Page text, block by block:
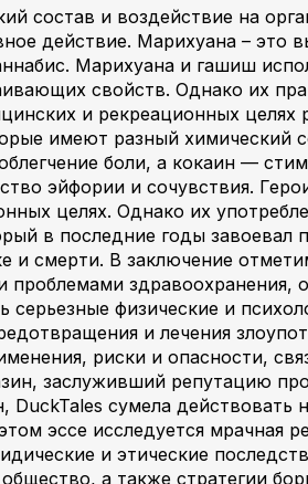
состав и воздействие на
действие. Марихуана – это
Марихуана и гашиш
свойств. Однако их
и рекреационных целях
имеют разный химический
боли, а кокаин —
эйфории и сочувствия.
целях. Однако их
в последние годы завоевал
и смерти. В заключение
проблемами здравоохранения,
физические и
и лечения
риски и опасности,
заслуживший репутацию
сумела действовать
эссе исследуется мрачная
и этические
а также стратегии